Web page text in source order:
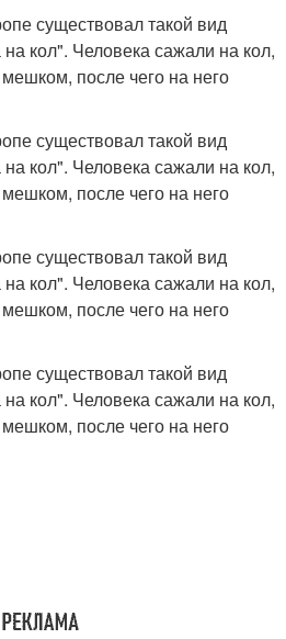
существовал такой вид
на кол". Человека сажали на кол,
после чего на него
существовал такой вид
на кол". Человека сажали на кол,
после чего на него
существовал такой вид
на кол". Человека сажали на кол,
после чего на него
существовал такой вид
на кол". Человека сажали на кол,
после чего на него